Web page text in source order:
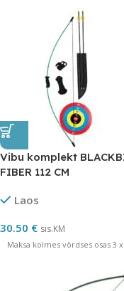
Vibu komplekt
FIBER 112 CM
Laos
30.50 € sis.KM
Maksa kolmes võrdses osas 3 x